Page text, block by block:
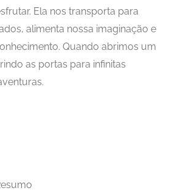
Ela nos transporta para
alimenta nossa imaginação e
Quando abrimos um
as portas para infinitas